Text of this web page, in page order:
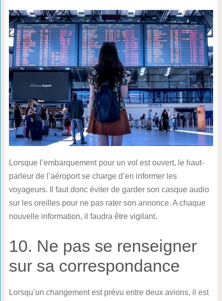
Lorsque l’embarquement pour un vol est ouvert, le haut-
parleur de l’aéroport se charge d’en informer les
voyageurs. Il faut donc éviter de garder son casque audio
sur les oreilles pour ne pas rater son annonce. A chaque
nouvelle information, il faudra être vigilant.
10. Ne pas se renseigner
sur sa correspondance
Lorsqu’un changement est prévu entre deux avions, il est